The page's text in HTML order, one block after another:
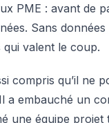
PME : avant de
Sans données
qui valent le coup.
compris qu’il ne
a embauché un
une équipe projet